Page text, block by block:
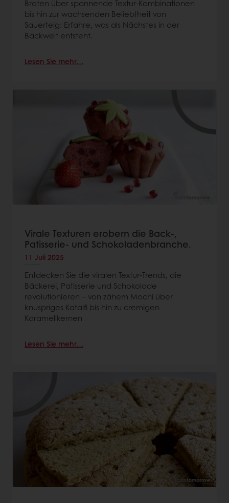
Broten über spannende Textur-Kombinationen
bis hin zur wachsenden Beliebtheit von
Sauerteig: Erfahre, was als Nächstes in der
Backwelt entsteht.
Lesen Sie mehr…
Virale Texturen erobern die Back-,
Patisserie- und Schokoladenbranche.
11 Juli 2025
Entdecken Sie die viralen Textur-Trends, die
Bäckerei, Patisserie und Schokolade
revolutionieren – von zähem Mochi über
knuspriges Kataifi bis hin zu cremigen
Karamellkernen
Lesen Sie mehr…